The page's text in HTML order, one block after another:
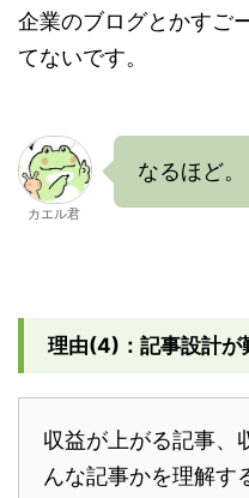
企業のブログとかすご
てないです。
カエル君
なるほど。
理由(4)：記事設計が
収益が上がる記事、
んな記事かを理解す